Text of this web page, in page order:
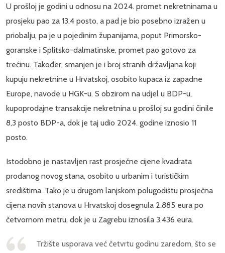
U prošloj je godini u odnosu na 2024. promet nekretninama u
prosjeku pao za 13,4 posto, a pad je bio posebno izražen u
priobalju, pa je u pojedinim županijama, poput Primorsko-
goranske i Splitsko-dalmatinske, promet pao gotovo za
trećinu. Također, smanjen je i broj stranih državljana koji
kupuju nekretnine u Hrvatskoj, osobito kupaca iz zapadne
Europe, navode u HGK-u. S obzirom na udjel u BDP-u,
kupoprodajne transakcije nekretnina u prošloj su godini činile
8,3 posto BDP-a, dok je taj udio 2024. godine iznosio 11
posto.
Istodobno je nastavljen rast prosječne cijene kvadrata
prodanog novog stana, osobito u urbanim i turističkim
središtima. Tako je u drugom lanjskom polugodištu prosječna
cijena novih stanova u Hrvatskoj dosegnula 2.885 eura po
četvornom metru, dok je u Zagrebu iznosila 3.436 eura.
Tržište usporava već četvrtu godinu zaredom, što se